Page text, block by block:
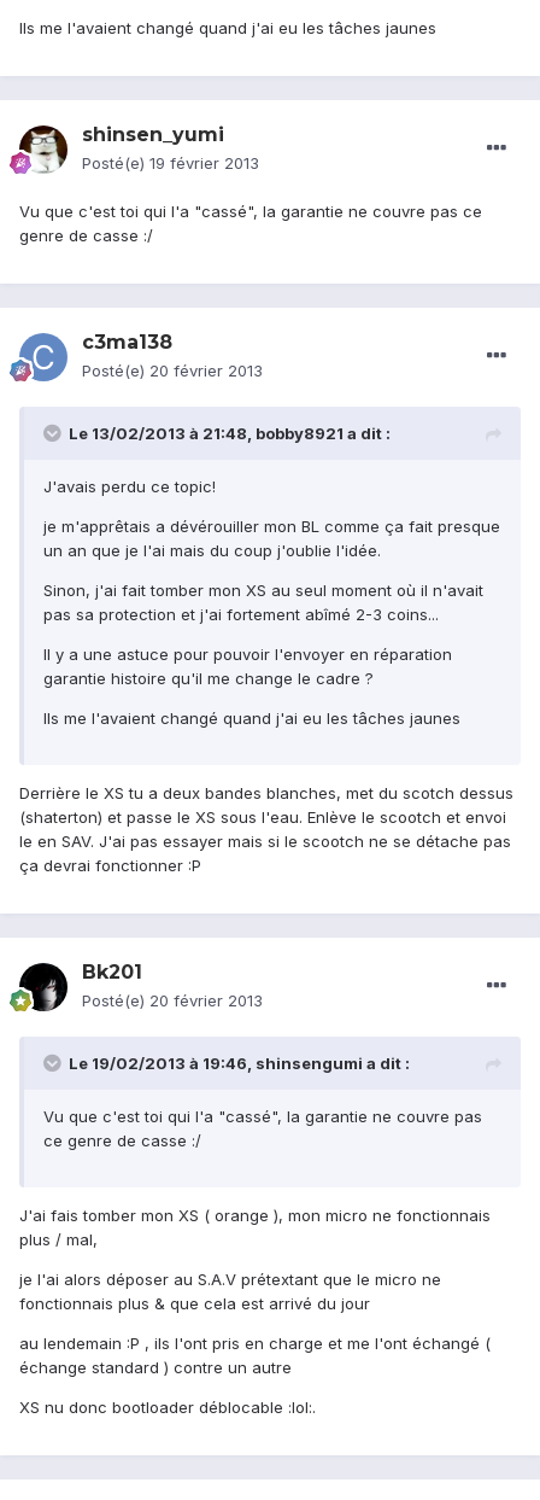
Ils me l'avaient changé quand j'ai eu les tâches jaunes
shinsen_yumi
Posté(e) 19 février 2013
Vu que c'est toi qui l'a "cassé", la garantie ne couvre pas ce
genre de casse :/
c3ma138
Posté(e) 20 février 2013
Le 13/02/2013 à 21:48, bobby8921 a dit :
J'avais perdu ce topic!
je m'apprêtais a dévérouiller mon BL comme ça fait presque
un an que je l'ai mais du coup j'oublie l'idée.
Sinon, j'ai fait tomber mon XS au seul moment où il n'avait
pas sa protection et j'ai fortement abîmé 2-3 coins...
Il y a une astuce pour pouvoir l'envoyer en réparation
garantie histoire qu'il me change le cadre ?
Ils me l'avaient changé quand j'ai eu les tâches jaunes
Derrière le XS tu a deux bandes blanches, met du scotch dessus
(shaterton) et passe le XS sous l'eau. Enlève le scootch et envoi
le en SAV. J'ai pas essayer mais si le scootch ne se détache pas
ça devrai fonctionner :P
Bk201
Posté(e) 20 février 2013
Le 19/02/2013 à 19:46, shinsengumi a dit :
Vu que c'est toi qui l'a "cassé", la garantie ne couvre pas
ce genre de casse :/
J'ai fais tomber mon XS ( orange ), mon micro ne fonctionnais
plus / mal,
je l'ai alors déposer au S.A.V prétextant que le micro ne
fonctionnais plus & que cela est arrivé du jour
au lendemain :P , ils l'ont pris en charge et me l'ont échangé (
échange standard ) contre un autre
XS nu donc bootloader déblocable :lol:.